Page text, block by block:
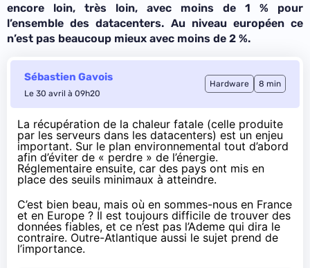
encore loin, très loin, avec moins de 1 % pour
l’ensemble des datacenters. Au niveau européen ce
n’est pas beaucoup mieux avec moins de 2 %.
Sébastien Gavois
Le 30 avril à 09h20
Hardware 8 min
La récupération de la chaleur fatale (celle produite
par les serveurs dans les datacenters) est un enjeu
important. Sur le plan environnemental tout d’abord
afin d’éviter de « perdre » de l’énergie.
Réglementaire ensuite, car des pays ont mis en
place des seuils minimaux à atteindre.
C’est bien beau, mais où en sommes-nous en France
et en Europe ? Il est toujours difficile de trouver des
données fiables, et ce n’est pas l’Ademe qui dira le
contraire. Outre-Atlantique aussi le sujet prend de
l’importance.